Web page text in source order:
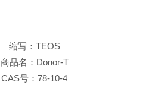
缩写：TEOS
商品名：Donor-T
CAS号：78-10-4